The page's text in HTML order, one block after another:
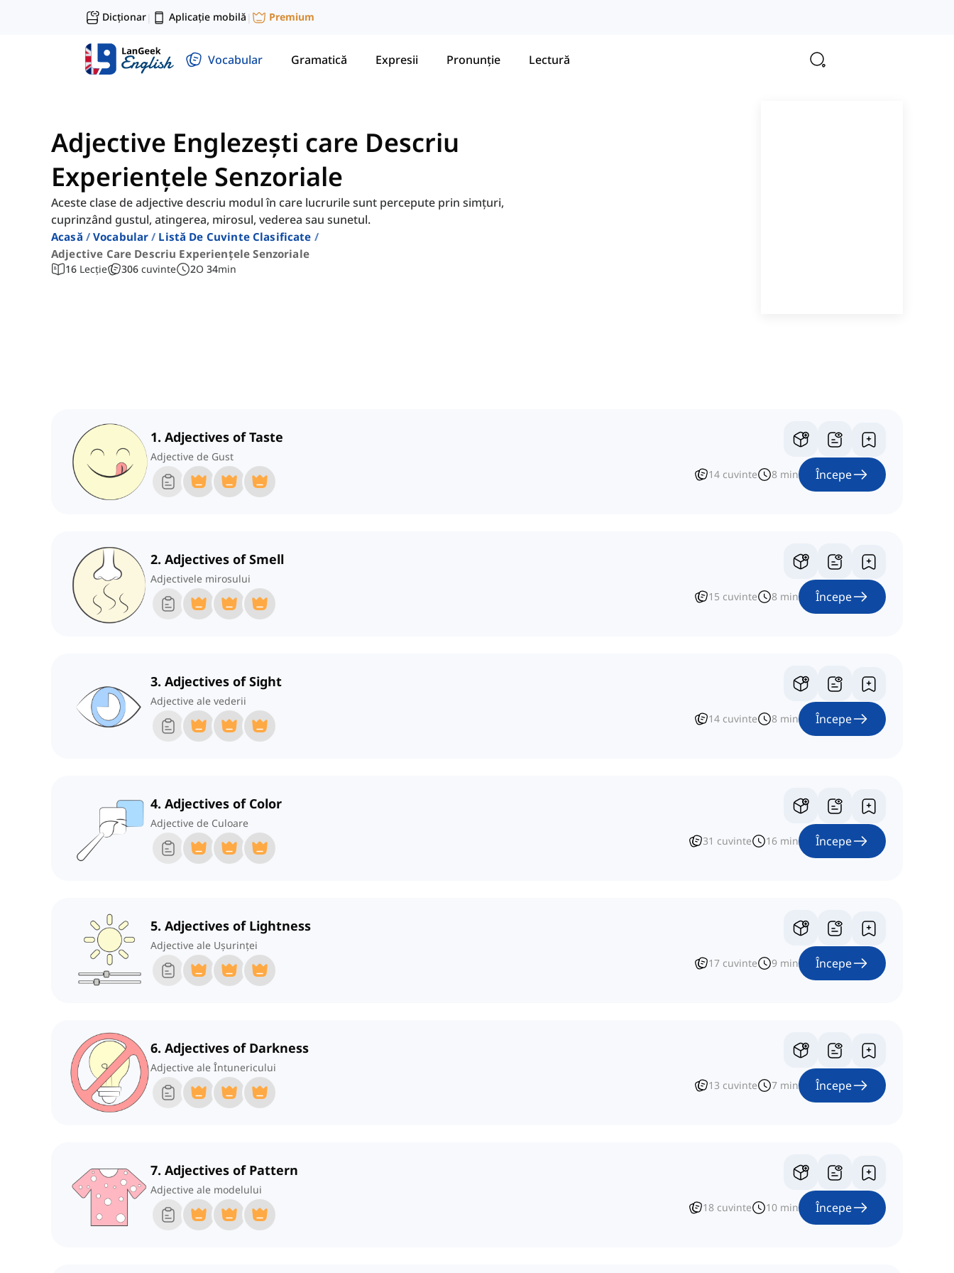
Dicționar| Aplicație mobilă | Premium
Vocabular Gramatică Expresii Pronunție Lectură
Adjective Englezești care Descriu
Experiențele Senzoriale
Aceste clase de adjective descriu modul în care lucrurile sunt percepute prin simțuri,
cuprinzând gustul, atingerea, mirosul, vederea sau sunetul.
Acasă Vocabular
Listă De Cuvinte Clasificate
Adjective Care Descriu Experiențele Senzoriale
16 Lecție 306 cuvinte 2O 34min
1. Adjectives of Taste
Adjective de Gust
14 cuvinte 8 min Începe
2. Adjectives of Smell
Adjectivele mirosului
15 cuvinte 8 min Începe
3. Adjectives of Sight
Adjective ale vederii
14 cuvinte 8 min Începe
4. Adjectives of Color
Adjective de Culoare
31 cuvinte 16 min Începe
5. Adjectives of Lightness
Adjective ale Ușurinței
17 cuvinte 9 min Începe
6. Adjectives of Darkness
Adjective ale Întunericului
13 cuvinte 7 min Începe
7. Adjectives of Pattern
Adjective ale modelului
18 cuvinte 10 min Începe